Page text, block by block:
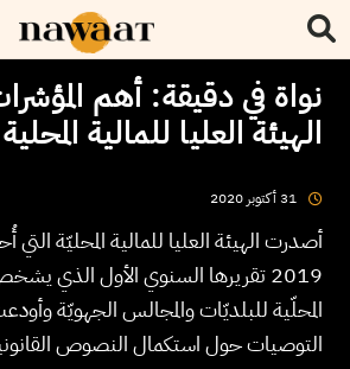
نواة في دقيقة: أهم
الهيئة العليا للمالية المحلية
31 أكتوبر 2020
أصدرت الهيئة العليا للمالية المحليّة
2019 تقريرها السنوي الأول الذي
المحلّية للبلديّات والمجالس الجهويّة
التوصيات حول استكمال النصوص